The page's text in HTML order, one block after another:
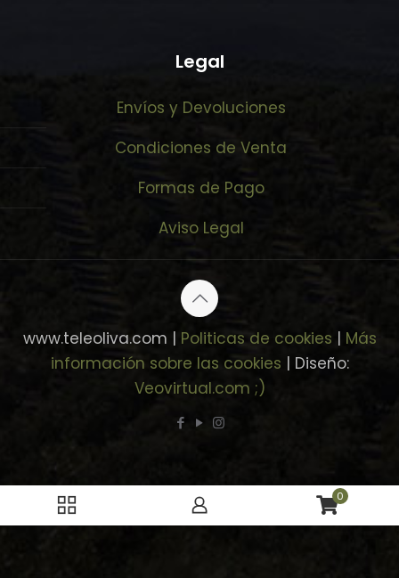
Legal
Envíos y Devoluciones
Condiciones de Venta
Formas de Pago
Aviso Legal
www.teleoliva.com | Politicas de cookies | Más
información sobre las cookies | Diseño:
Veovirtual.com ;)
0